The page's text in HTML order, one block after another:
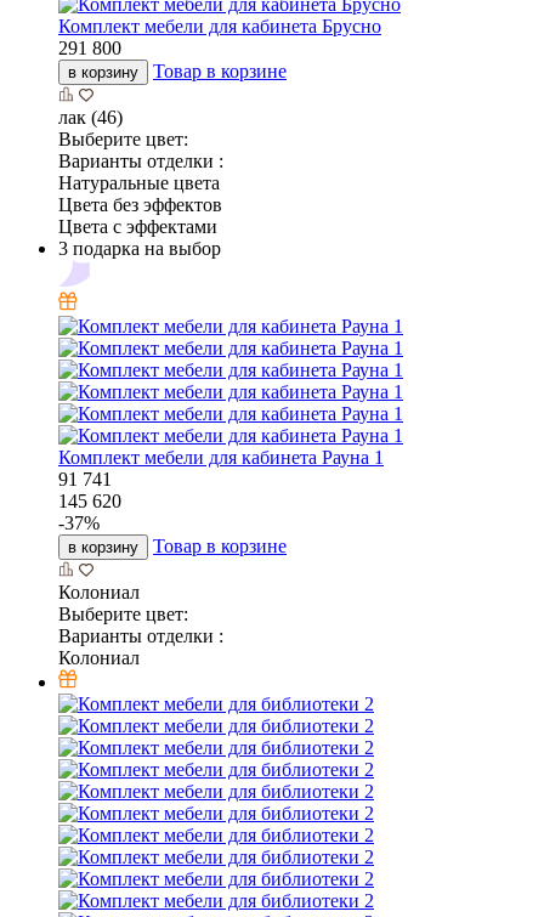
Комплект мебели для кабинета Брусно
291 800
в корзину Товар в корзине
лак (46)
Выберите цвет:
Варианты отделки :
Натуральные цвета
Цвета без эффектов
Цвета с эффектами
3 подарка на выбор
Комплект мебели для кабинета Рауна 1
91 741
145 620
-37%
в корзину Товар в корзине
Колониал
Выберите цвет:
Варианты отделки :
Колониал